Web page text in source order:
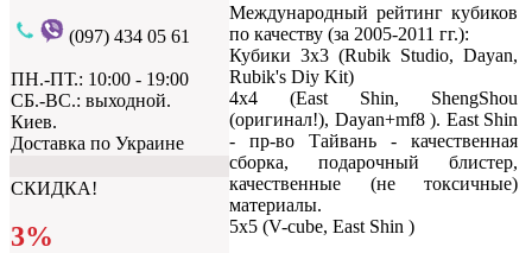
(097) 434 05 61
ПН.-ПТ.: 10:00 - 19:00
СБ.-ВС.: выходной.
Киев.
Доставка по Украине
СКИДКА!
3%
Международный рейтинг кубиков
по качеству (за 2005-2011 гг.):
Кубики 3х3 (Rubik Studio, Dayan,
Rubik's Diy Kit)
4x4 (East Shin, ShengShou
(оригинал!), Dayan+mf8 ). East Shin
- пр-во Тайвань - качественная
сборка, подарочный блистер,
качественные (не токсичные)
материалы.
5x5 (V-cube, East Shin )